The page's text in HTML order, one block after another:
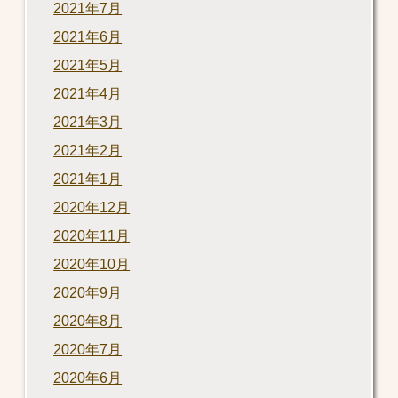
2021年7月
2021年6月
2021年5月
2021年4月
2021年3月
2021年2月
2021年1月
2020年12月
2020年11月
2020年10月
2020年9月
2020年8月
2020年7月
2020年6月